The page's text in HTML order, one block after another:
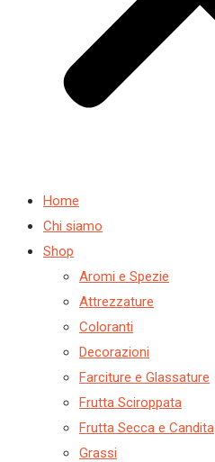
Home
Chi siamo
Shop
Aromi e Spezie
Attrezzature
Coloranti
Decorazioni
Farciture e Glassature
Frutta Sciroppata
Frutta Secca e Candita
Grassi